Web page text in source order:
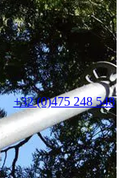
+32 (0)475 248 548